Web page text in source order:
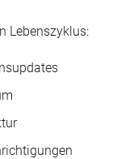
Lebenszyklus: